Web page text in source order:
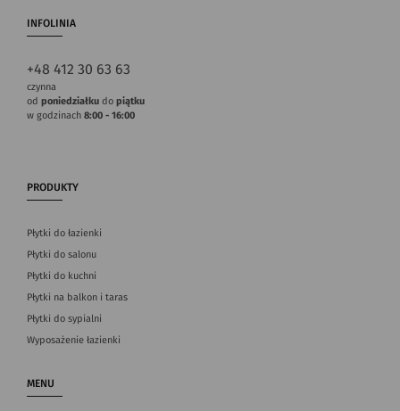
INFOLINIA
+48 412 30 63 63
czynna
od poniedziałku do piątku
w godzinach 8:00 - 16:00
PRODUKTY
Płytki do łazienki
Płytki do salonu
Płytki do kuchni
Płytki na balkon i taras
Płytki do sypialni
Wyposażenie łazienki
MENU